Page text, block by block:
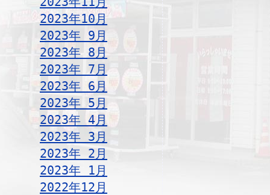
2023年10月
2023年 9月
2023年 8月
2023年 7月
2023年 6月
2023年 5月
2023年 4月
2023年 3月
2023年 2月
2023年 1月
2022年12月